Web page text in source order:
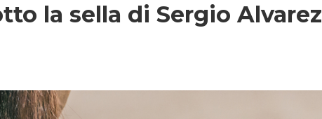
la sella di Sergio Alvarez